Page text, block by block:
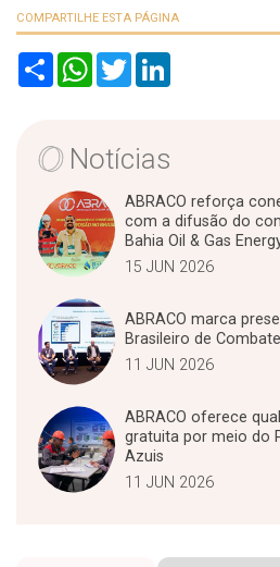
COMPARTILHE ESTA PÁGINA
S
W
p
T
w
e
r
Notícias
ABRACO reforça
com a difusão do
Bahia Oil & Gas
15 JUN 2026
ABRACO marca
Brasileiro de
11 JUN 2026
ABRACO oferece
gratuita por meio do
Azuis
11 JUN 2026